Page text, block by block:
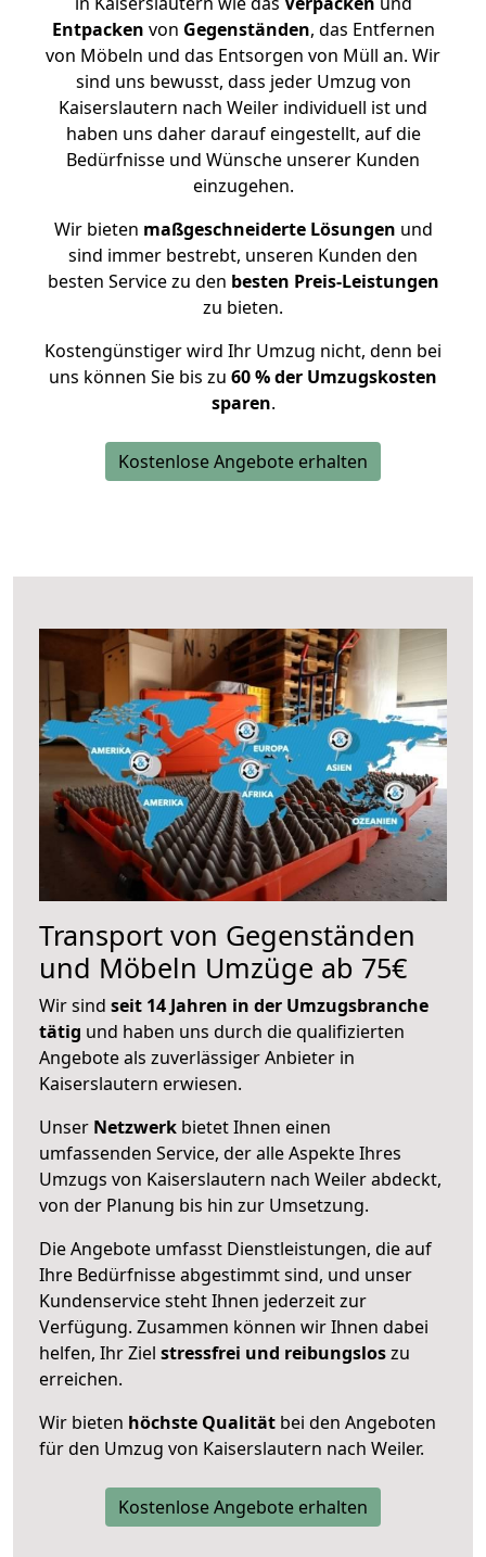
Entpacken von Gegenständen, das Entfernen
von Möbeln und das Entsorgen von Müll an. Wir
sind uns bewusst, dass jeder Umzug von
Kaiserslautern nach Weiler individuell ist und
haben uns daher darauf eingestellt, auf die
Bedürfnisse und Wünsche unserer Kunden
einzugehen.
Wir bieten maßgeschneiderte Lösungen und
sind immer bestrebt, unseren Kunden den
besten Service zu den besten Preis-Leistungen
zu bieten.
Kostengünstiger wird Ihr Umzug nicht, denn bei
uns können Sie bis zu 60 % der Umzugskosten
sparen.
Kostenlose Angebote erhalten
Transport von Gegenständen
und Möbeln Umzüge ab 75€
Wir sind seit 14 Jahren in der Umzugsbranche
tätig und haben uns durch die qualifizierten
Angebote als zuverlässiger Anbieter in
Kaiserslautern erwiesen.
Unser Netzwerk bietet Ihnen einen
umfassenden Service, der alle Aspekte Ihres
Umzugs von Kaiserslautern nach Weiler abdeckt,
von der Planung bis hin zur Umsetzung.
Die Angebote umfasst Dienstleistungen, die auf
Ihre Bedürfnisse abgestimmt sind, und unser
Kundenservice steht Ihnen jederzeit zur
Verfügung. Zusammen können wir Ihnen dabei
helfen, Ihr Ziel stressfrei und reibungsloszu
erreichen.
Wir bieten höchste Qualität bei den Angeboten
für den Umzug von Kaiserslautern nach Weiler.
Kostenlose Angebote erhalten